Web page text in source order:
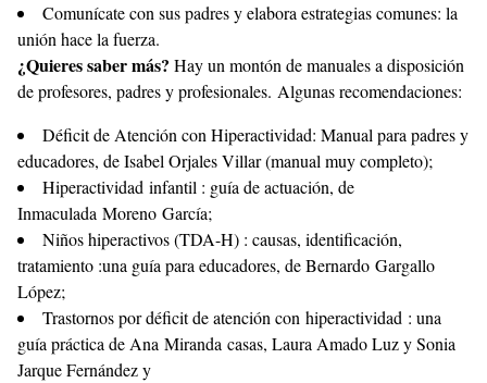
Comunícate con sus padres y elabora estrategias comunes: la
unión hace la fuerza.
¿Quieres saber más? Hay un montón de manuales a disposición
de profesores, padres y profesionales. Algunas recomendaciones:
Déficit de Atención con Hiperactividad: Manual para padres y
educadores, de Isabel Orjales Villar (manual muy completo);
Hiperactividad infantil : guía de actuación, de
Inmaculada Moreno García;
Niños hiperactivos (TDA-H) : causas, identificación,
tratamiento :una guía para educadores, de Bernardo Gargallo
López;
Trastornos por déficit de atención con hiperactividad : una
guía práctica de Ana Miranda casas, Laura Amado Luz y Sonia
Jarque Fernández y